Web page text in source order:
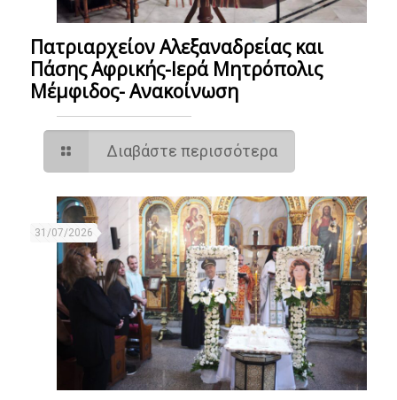
Πατριαρχείον Αλεξαναδρείας και
Πάσης Αφρικής-Ιερά Μητρόπολις
Μέμφιδος- Ανακοίνωση
Διαβάστε περισσότερα
31/07/2026